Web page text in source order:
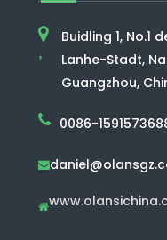
,
Buidling 1, No.1
Lanhe-Stadt,
Guangzhou,
0086-

